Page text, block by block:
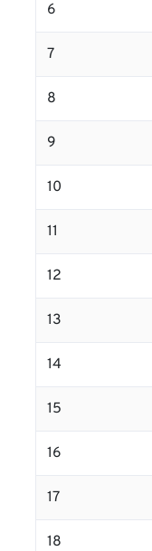
6
7
8
9
10
11
12
13
14
15
16
17
18